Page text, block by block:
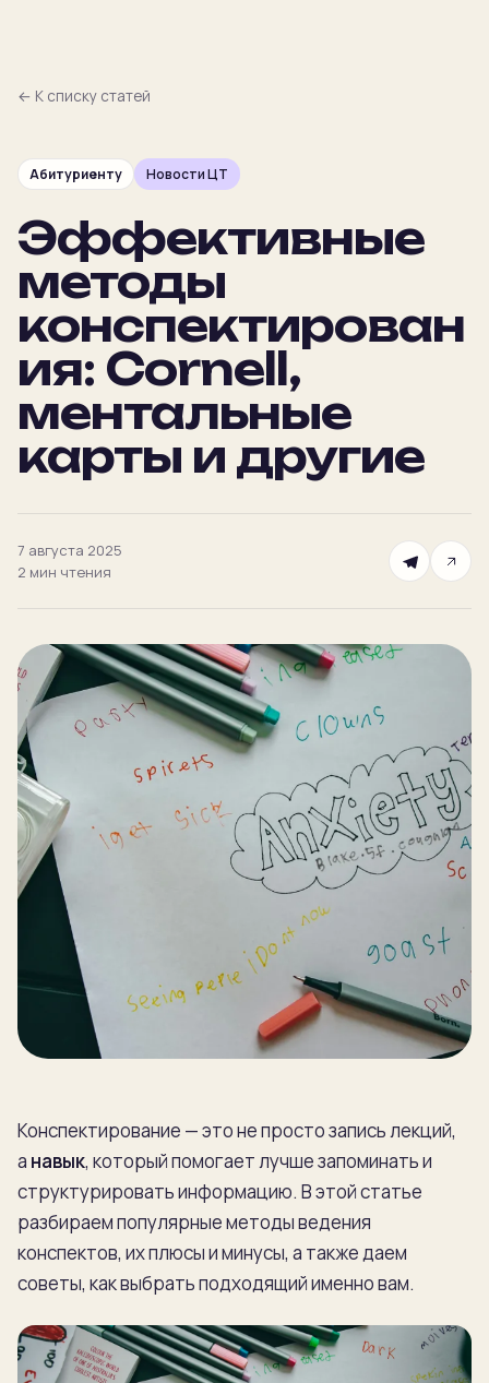
Главная
Преподаватели
Предметы
Цены
Календарь
Подбор
Блог
Пробный урок
бесплатно
Записаться
← К списку статей
Абитуриенту Новости ЦТ
Эффективные
методы
конспектирован
ия: Cornell,
ментальные
карты и другие
7 августа 2025
2 мин чтения
Конспектирование — это не просто запись лекций,
а навык, который помогает лучше запоминать и
структурировать информацию. В этой статье
разбираем популярные методы ведения
конспектов, их плюсы и минусы, а также даем
советы, как выбрать подходящий именно вам.